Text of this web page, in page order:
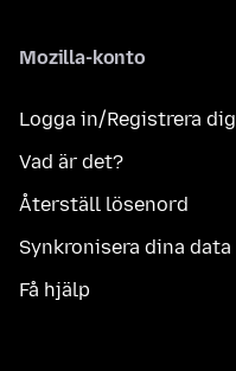
Mozilla-konto
Logga in/Registrera dig
Vad är det?
Återställ lösenord
Synkronisera dina data
Få hjälp